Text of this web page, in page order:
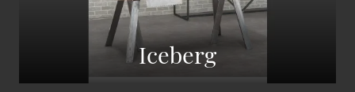
Iceberg